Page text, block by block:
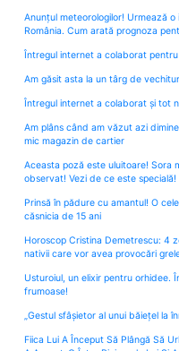
Anunțul meteorologilor! Urmează
România. Cum arată prognoza
Întregul internet a colaborat
Am găsit asta la un târg de
Întregul internet a colaborat și tot
Am plâns când am văzut azi
mic magazin de cartier
Aceasta poză este uluitoare! Sora
observat! Vezi de ce este specială!
Prinsă în pădure cu amantul! O
căsnicia de 15 ani
Horoscop Cristina Demetrescu: 4
nativii care vor avea provocări
Usturoiul, un elixir pentru orhidee.
frumoase!
„Gestul sfâșietor al unui băiețel la
Fiica Lui A Început Să Plângă Să